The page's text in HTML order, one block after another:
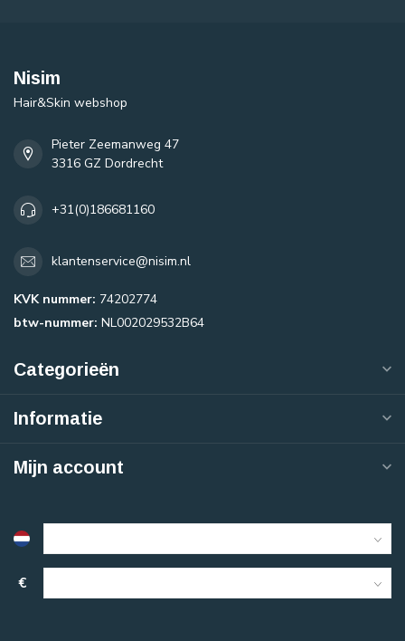
Nisim
Hair&Skin webshop
Pieter Zeemanweg 47
3316 GZ Dordrecht
+31(0)186681160
klantenservice@nisim.nl
KVK nummer: 74202774
btw-nummer: NL002029532B64
Categorieën
Informatie
Mijn account
€